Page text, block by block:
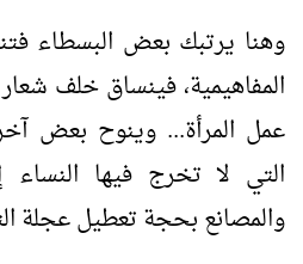
وهنا يرتبك بعض البسطاء
المفاهيمية، فينساق خلف
عمل المرأة... وينوح بعض
التي لا تخرج فيها النساء
والمصانع بحجة تعطيل عجلة